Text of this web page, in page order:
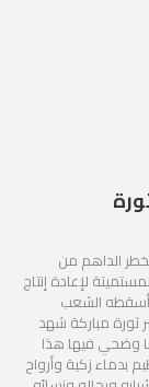
الداهم من
لإعادة إنتاج
الشعب
ثورة مباركة شهد
وضحي فيها هذا
بدماء زكية وأرواح